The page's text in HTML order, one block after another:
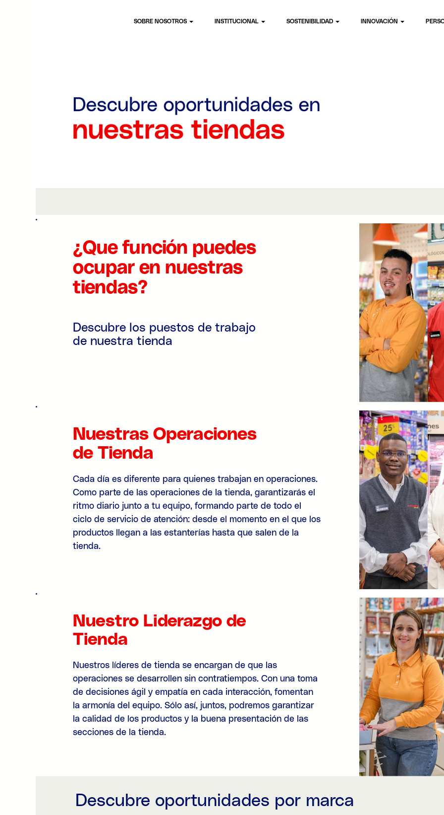
SOBRE NOSOTROS INSTITUCIONAL SOSTENIBILIDAD INNOVACIÓN
¿Que función puedes
ocupar en nuestras
tiendas?
Descubre los puestos de trabajo
de nuestra tienda
Nuestras Operaciones
de Tienda
Cada día es diferente para quienes trabajan en operaciones.
Como parte de las operaciones de la tienda, garantizarás el
ritmo diario junto a tu equipo, formando parte de todo el
ciclo de servicio de atención: desde el momento en el que los
productos llegan a las estanterías hasta que salen de la
tienda.
Nuestro Liderazgo de
Tienda
Nuestros líderes de tienda se encargan de que las
operaciones se desarrollen sin contratiempos. Con una toma
de decisiones ágil y empatía en cada interacción, fomentan
la armonía del equipo. Sólo así, juntos, podremos garantizar
la calidad de los productos y la buena presentación de las
secciones de la tienda.
Descubre oportunidades por marca